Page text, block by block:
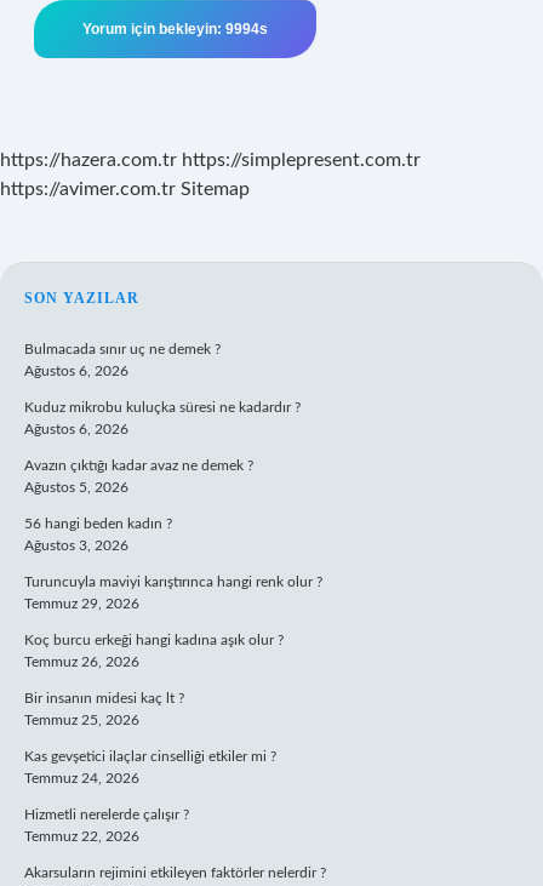
https://hazera.com.tr https://simplepresent.com.tr
https://avimer.com.tr Sitemap
SIDEBAR
SON YAZILAR
Bulmacada sınır uç ne demek ?
Ağustos 6, 2026
Kuduz mikrobu kuluçka süresi ne kadardır ?
Ağustos 6, 2026
Avazın çıktığı kadar avaz ne demek ?
Ağustos 5, 2026
56 hangi beden kadın ?
Ağustos 3, 2026
Turuncuyla maviyi karıştırınca hangi renk olur ?
Temmuz 29, 2026
Koç burcu erkeği hangi kadına aşık olur ?
Temmuz 26, 2026
Bir insanın midesi kaç lt ?
Temmuz 25, 2026
Kas gevşetici ilaçlar cinselliği etkiler mi ?
Temmuz 24, 2026
Hizmetli nerelerde çalışır ?
Temmuz 22, 2026
Akarsuların rejimini etkileyen faktörler nelerdir ?